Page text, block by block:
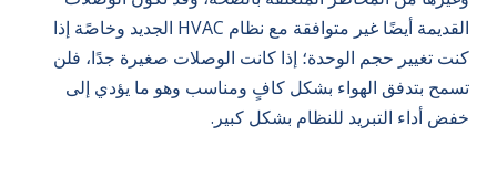
القديمة أيضًا غير متوافقة مع نظام HVAC الجديد وخاصًة إذا
كنت تغيير حجم الوحدة؛ إذا كانت الوصلات صغيرة جدًا، فلن
تسمح بتدفق الهواء بشكل كافٍ ومناسب وهو ما يؤدي إلى
خفض أداء التبريد للنظام بشكل كبير.